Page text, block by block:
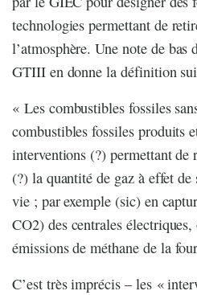
technologies permettant de
l’atmosphère. Une note de bas
GTIII en donne la définition
« Les combustibles fossiles
combustibles fossiles produits
interventions (?) permettant de
(?) la quantité de gaz à effet
vie ; par exemple (sic) en
CO2) des centrales
émissions de méthane de la
C’est très imprécis – les «